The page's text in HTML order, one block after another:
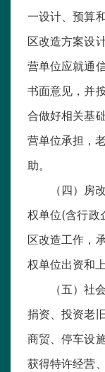
一设计、预算
区改造方案设
营单位应就通
书面意见，并
合做好相关基
营单位承担，
助。
（四）房
权单位(含行政
区改造工作，
权单位出资和
（五）社
捐资、投资老
商贸、停车设
获得特许经营